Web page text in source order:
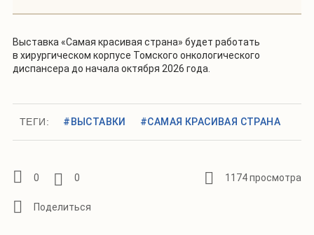
Выставка «Самая красивая страна» будет работать
в хирургическом корпусе Томского онкологического
диспансера до начала октября 2026 года.
ТЕГИ: #ВЫСТАВКИ #САМАЯ КРАСИВАЯ СТРАНА
0 0 1174 просмотра